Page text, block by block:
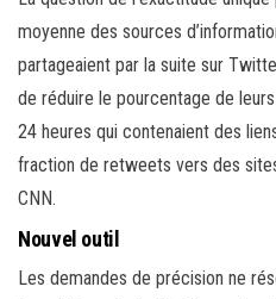
moyenne des sources
partageaient par la suite sur
de réduire le pourcentage de
24 heures qui contenaient des
fraction de retweets vers des
CNN.
Nouvel outil
Les demandes de précision ne